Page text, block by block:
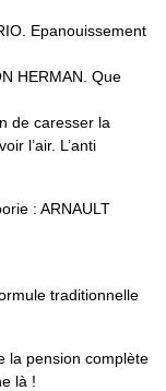
Epanouissement
HERMAN. Que
de caresser la
l’air. L’anti
: ARNAULT
traditionnelle
la pension complète
là !